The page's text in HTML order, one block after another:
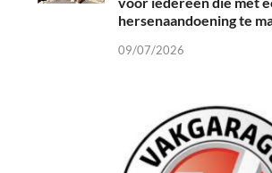
hersenaandoening te
09/07/2026